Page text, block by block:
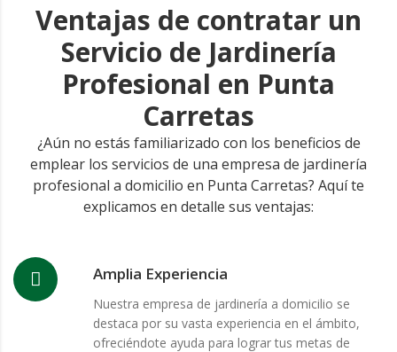
Ventajas de contratar un
Servicio de Jardinería
Profesional en Punta
Carretas
¿Aún no estás familiarizado con los beneficios de
emplear los servicios de una empresa de jardinería
profesional a domicilio en Punta Carretas? Aquí te
explicamos en detalle sus ventajas:
Amplia Experiencia
Nuestra empresa de jardinería a domicilio se
destaca por su vasta experiencia en el ámbito,
ofreciéndote ayuda para lograr tus metas de